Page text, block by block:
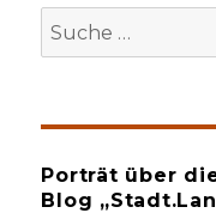
Suche
nach:
Porträt über
Blog